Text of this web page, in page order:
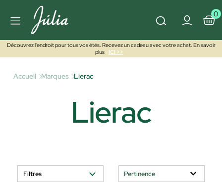
0
Découvrez l'endroit pour tous vos étés. Recevez un cadeau avec votre achat. En savoir
plus
ICI >>
Accueil Marques Lierac
Lierac
Filtres